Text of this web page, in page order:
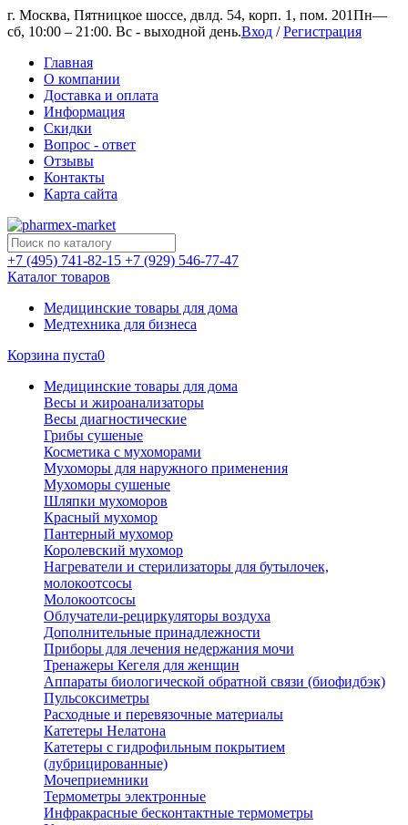
г. Москва, Пятницкое шоссе, двлд. 54, корп. 1, пом. 201Пн—
сб, 10:00 – 21:00. Вс - выходной день.Вход /Регистрация
Главная
О компании
Доставка и оплата
Информация
Скидки
Вопрос - ответ
Отзывы
Контакты
Карта сайта
+7 (495) 741-82-15 +7 (929) 546-77-47
Каталог товаров
Медицинские товары для дома
Медтехника для бизнеса
Корзина пуста0
Медицинские товары для дома
Весы и жироанализаторы
Весы диагностические
Грибы сушеные
Косметика с мухоморами
Мухоморы для наружного применения
Мухоморы сушеные
Шляпки мухоморов
Красный мухомор
Пантерный мухомор
Королевский мухомор
Нагреватели и стерилизаторы для бутылочек,
молокоотсосы
Молокоотсосы
Облучатели-рециркуляторы воздуха
Дополнительные принадлежности
Приборы для лечения недержания мочи
Тренажеры Кегеля для женщин
Аппараты биологической обратной связи (биофидбэк)
Пульсоксиметры
Расходные и перевязочные материалы
Катетеры Нелатона
Катетеры с гидрофильным покрытием
(лубрицированные)
Мочеприемники
Термометры электронные
Инфракрасные бесконтактные термометры